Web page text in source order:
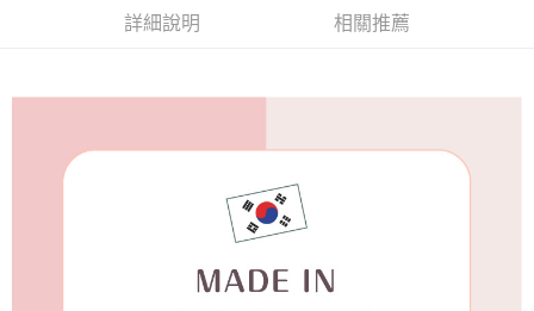
每筆NT$80，滿NT$1,000(含以上)免運費
每筆NT$125，滿NT$1,500(含以上)免運費
詳細說明 相關推薦